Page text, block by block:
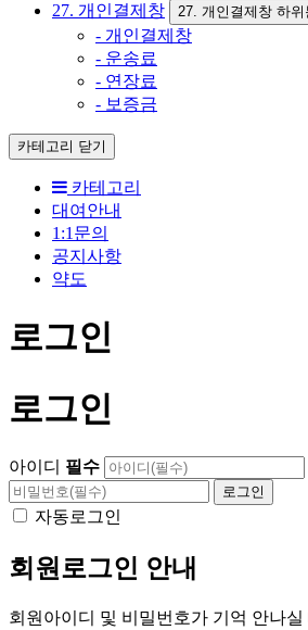
27. 개인결제창
27. 개인결제창 하위
- 개인결제창
- 운송료
- 연장료
- 보증금
카테고리 닫기
카테고리
대여안내
1:1문의
공지사항
약도
로그인
로그인
아이디 필수
자동로그인
회원로그인 안내
회원아이디 및 비밀번호가 기억 안나